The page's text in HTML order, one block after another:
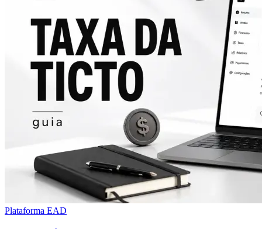
Plataforma EAD